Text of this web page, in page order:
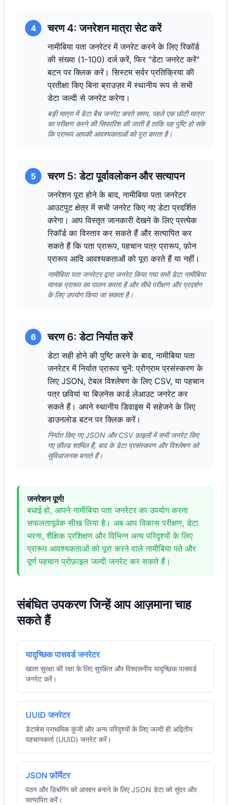
4 चरण 4: जनरेशन मात्रा सेट करें
नामीबिया पता जनरेटर में जनरेट करने के लिए रिकॉर्ड
की संख्या (1-100) दर्ज करें, फिर "डेटा जनरेट करें"
बटन पर क्लिक करें। सिस्टम सर्वर प्रतिक्रिया की
प्रतीक्षा किए बिना ब्राउज़र में स्थानीय रूप से सभी
डेटा जल्दी से जनरेट करेगा।
बड़ी मात्रा में डेटा बैच जनरेट करते समय, पहले एक छोटी मात्रा
का परीक्षण करने की सिफारिश की जाती है ताकि यह पुष्टि हो सके
कि प्रारूप आपकी आवश्यकताओं को पूरा करता है।
5 चरण 5: डेटा पूर्वावलोकन और सत्यापन
जनरेशन पूरा होने के बाद, नामीबिया पता जनरेटर
आउटपुट क्षेत्र में सभी जनरेट किए गए डेटा प्रदर्शित
करेगा। आप विस्तृत जानकारी देखने के लिए प्रत्येक
रिकॉर्ड का विस्तार कर सकते हैं और सत्यापित कर
सकते हैं कि पता प्रारूप, पहचान पत्र प्रारूप, फ़ोन
प्रारूप आदि आवश्यकताओं को पूरा करते हैं या नहीं।
नामीबिया पता जनरेटर द्वारा जनरेट किया गया सभी डेटा नामीबिया
मानक प्रारूप का पालन करता है और सीधे परीक्षण और प्रदर्शन
के लिए उपयोग किया जा सकता है।
6 चरण 6: डेटा निर्यात करें
डेटा सही होने की पुष्टि करने के बाद, नामीबिया पता
जनरेटर में निर्यात प्रारूप चुनें: प्रोग्राम प्रसंस्करण के
लिए JSON, टेबल विश्लेषण के लिए CSV, या पहचान
पत्र छवियां या बिज़नेस कार्ड लेआउट जनरेट कर
सकते हैं। अपने स्थानीय डिवाइस में सहेजने के लिए
डाउनलोड बटन पर क्लिक करें।
निर्यात किए गए JSON और CSV फ़ाइलों में सभी जनरेट किए
गए फ़ील्ड शामिल हैं, बाद के डेटा प्रसंस्करण और विश्लेषण को
सुविधाजनक बनाते हैं।
जनरेशन पूर्ण!
बधाई हो, आपने नामीबिया पता जनरेटर का उपयोग करना
सफलतापूर्वक सीख लिया है। अब आप विकास परीक्षण, डेटा
भरना, शैक्षिक प्रशिक्षण और विभिन्न अन्य परिदृश्यों के लिए
प्रारूप आवश्यकताओं को पूरा करने वाले नामीबिया पते और
पूर्ण पहचान प्रोफ़ाइल जल्दी जनरेट कर सकते हैं।
संबंधित उपकरण जिन्हें आप आज़माना चाह
सकते हैं
यादृच्छिक पासवर्ड जनरेटर
खाता सुरक्षा की रक्षा के लिए सुरक्षित और विश्वसनीय यादृच्छिक पासवर्ड
जनरेट करें।
UUID जनरेटर
डेटाबेस प्राथमिक कुंजी और अन्य परिदृश्यों के लिए जल्दी ही अद्वितीय
पहचानकर्ता (UUID) जनरेट करें।
JSON फ़ॉर्मेटर
पठन और डिबगिंग को आसान बनाने के लिए JSON डेटा को सुंदर और
सत्यापित करें।